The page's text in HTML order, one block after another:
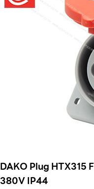
DAKO Plug HTX315
380V IP44